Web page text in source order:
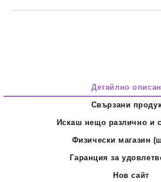
Детайлно
Свързани
Искаш нещо различно и
Физически магазин
Гаранция за
Нов сайт